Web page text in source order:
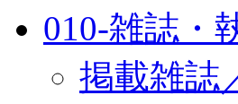
010-雑誌・
掲載雑誌